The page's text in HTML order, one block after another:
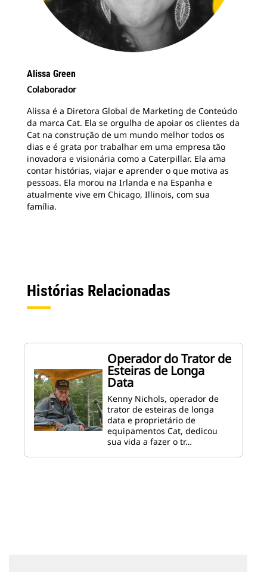
Alissa Green
Colaborador
Alissa é a Diretora Global de Marketing de Conteúdo
da marca Cat. Ela se orgulha de apoiar os clientes da
Cat na construção de um mundo melhor todos os
dias e é grata por trabalhar em uma empresa tão
inovadora e visionária como a Caterpillar. Ela ama
contar histórias, viajar e aprender o que motiva as
pessoas. Ela morou na Irlanda e na Espanha e
atualmente vive em Chicago, Illinois, com sua
família.
Histórias Relacionadas
Operador do Trator de
Esteiras de Longa
Data
Kenny Nichols, operador de
trator de esteiras de longa
data e proprietário de
equipamentos Cat, dedicou
sua vida a fazer o tr…